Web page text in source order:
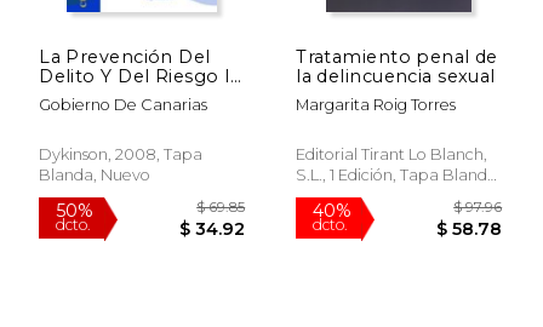
La Prevención Del
Delito Y Del Riesgo I
(cuadernos De
Seguridad Y Polic¡a)
Gobierno De Canarias
Dykinson, 2008, Tapa
Blanda, Nuevo
Tratamiento penal de
la delincuencia sexual
Margarita Roig Torres
Editorial Tirant Lo Blanch,
S.L., 1 Edición, Tapa Blanda,
Nuevo